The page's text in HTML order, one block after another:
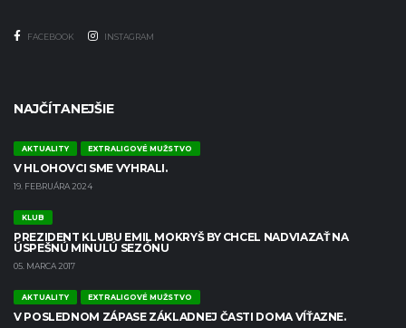
FACEBOOK INSTAGRAM
NAJČÍTANEJŠIE
AKTUALITY EXTRALIGOVÉ MUŽSTVO
V HLOHOVCI SME VYHRALI.
19. FEBRUÁRA 2024
KLUB
PREZIDENT KLUBU EMIL MOKRYŠ BY CHCEL NADVIAZAŤ NA
ÚSPEŠNÚ MINULÚ SEZÓNU
05. MARCA 2017
AKTUALITY EXTRALIGOVÉ MUŽSTVO
V POSLEDNOM ZÁPASE ZÁKLADNEJ ČASTI DOMA VÍŤAZNE.